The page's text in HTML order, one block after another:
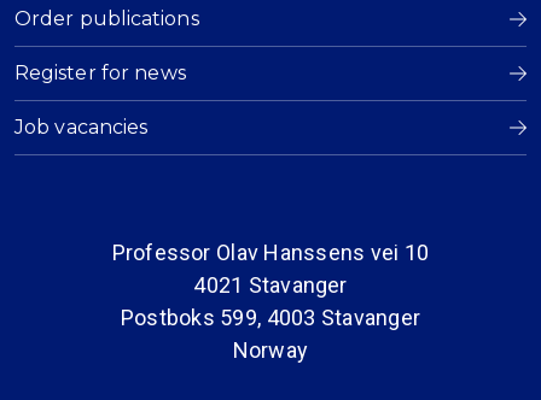
Order publications
Register for news
Job vacancies
Professor Olav Hanssens vei 10
4021 Stavanger
Postboks 599, 4003 Stavanger
Norway